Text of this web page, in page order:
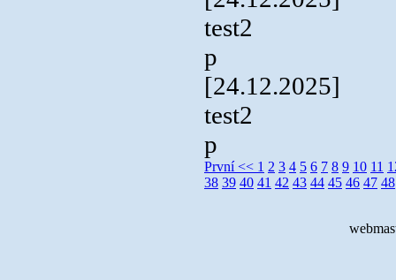
test2
p
[24.12.2025]
test2
p
První << 1 2 3 4 5 6 7 8 9 10 11
38 39 40 41 42 43 44 45 46 47 48